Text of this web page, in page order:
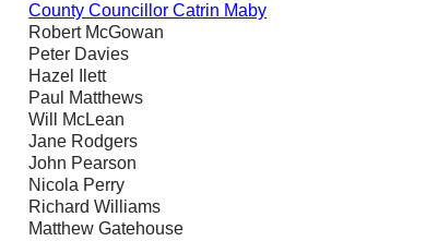
County Councillor Catrin Maby
Robert McGowan
Peter Davies
Hazel Ilett
Paul Matthews
Will McLean
Jane Rodgers
John Pearson
Nicola Perry
Richard Williams
Matthew Gatehouse